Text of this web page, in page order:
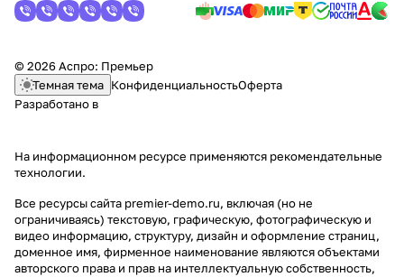
© 2026 Аспро: Премьер
Темная тема КонфиденциальностьОферта
Разработано в
На информационном ресурсе применяются рекомендательные
технологии.
Все ресурсы сайта premier-demo.ru, включая (но не
ограничиваясь) текстовую, графическую, фотографическую и
видео информацию, структуру, дизайн и оформление страниц,
доменное имя, фирменное наименование являются объектами
авторского права и прав на интеллектуальную собственность,